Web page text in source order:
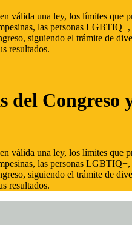
válida una ley, los límites
las personas
siguiendo el trámite de
resultados.
válida una ley, los límites
las personas
siguiendo el trámite de
resultados.